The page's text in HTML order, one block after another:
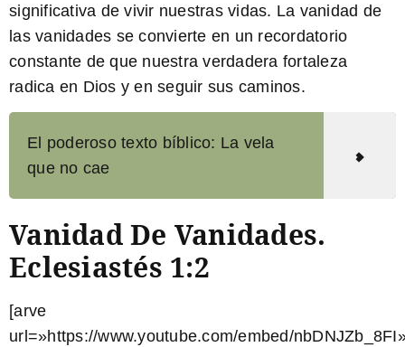
significativa de vivir nuestras vidas. La vanidad de
las vanidades se convierte en un recordatorio
constante de que nuestra verdadera fortaleza
radica en Dios y en seguir sus caminos.
El poderoso texto bíblico: La vela
que no cae
Vanidad De Vanidades.
Eclesiastés 1:2
[arve
url=»https://www.youtube.com/embed/